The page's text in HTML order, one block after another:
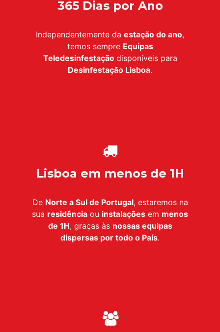
365 Dias por Ano
Independentemente da estação do ano,
temos sempre Equipas
Teledesinfestação disponíveis para
Desinfestação Lisboa.
Lisboa em menos de 1H
De Norte a Sul de Portugal, estaremos na
sua residência ou instalações em menos
de 1H, graças às nossas equipas
dispersas por todo o País.